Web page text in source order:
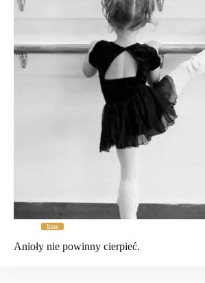
Inne
Anioły nie powinny cierpieć.